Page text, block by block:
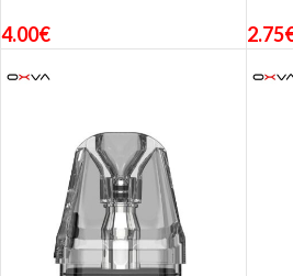
4.00€ 2.75